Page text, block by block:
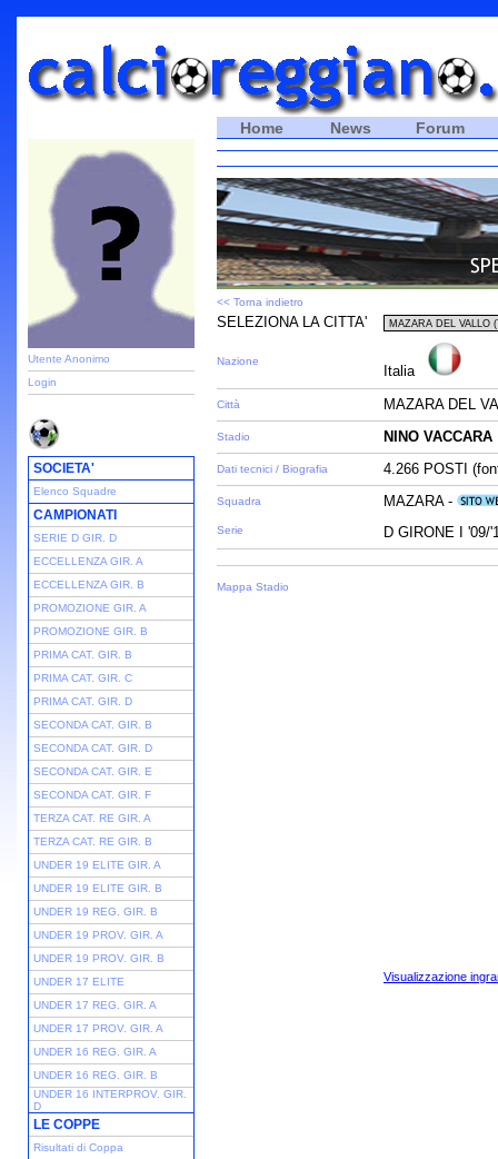
Utente Anonimo
Login
SOCIETA'
Elenco Squadre
CAMPIONATI
SERIE D GIR. D
ECCELLENZA GIR. A
ECCELLENZA GIR. B
PROMOZIONE GIR. A
PROMOZIONE GIR. B
PRIMA CAT. GIR. B
PRIMA CAT. GIR. C
PRIMA CAT. GIR. D
SECONDA CAT. GIR. B
SECONDA CAT. GIR. D
SECONDA CAT. GIR. E
SECONDA CAT. GIR. F
TERZA CAT. RE GIR. A
TERZA CAT. RE GIR. B
UNDER 19 ELITE GIR. A
UNDER 19 ELITE GIR. B
UNDER 19 REG. GIR. B
UNDER 19 PROV. GIR. A
UNDER 19 PROV. GIR. B
UNDER 17 ELITE
UNDER 17 REG. GIR. A
UNDER 17 PROV. GIR. A
UNDER 16 REG. GIR. A
UNDER 16 REG. GIR. B
UNDER 16 INTERPROV. GIR.
D
LE COPPE
Risultati di Coppa
Home News Forum
<< Torna indietro
SELEZIONA LA CITTA'
Nazione
Italia
Città MAZARA DEL
Stadio NINO VACCARA
Dati tecnici / Biografia 4.266 POSTI
Squadra
Serie
MAZARA -
D GIRONE I '09/
Mappa Stadio
Visualizzazione